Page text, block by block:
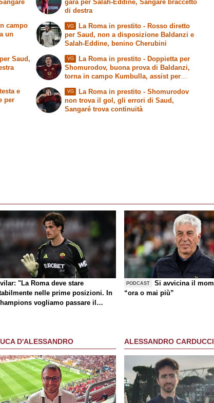
campo
un
gara per Salah-Eddine, Sangaré braccetto
di destra
VG La Roma in prestito- Rosso diretto
per Saud, non a disposizione Baldanzi e
Salah-Eddine, benino Cherubini
Saud,
e
per
VG La Roma in prestito- Doppietta per
Shomurodov, buona prova di Baldanzi,
torna in campo Kumbulla, assist per
VG La Roma in prestito- Shomurodov
non trova il gol, gli errori di Saud,
Sangaré trova continuità
"La Roma deve stare
nelle prime posizioni. In
vogliamo passare il
PODCAST
Si avvicina il
“ora o mai più”
D'ALESSANDRO ALESSANDRO CARDUCCI